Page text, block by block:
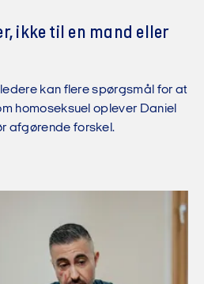
ikke til en mand eller
kan flere spørgsmål for at
homoseksuel oplever Daniel
afgørende forskel.